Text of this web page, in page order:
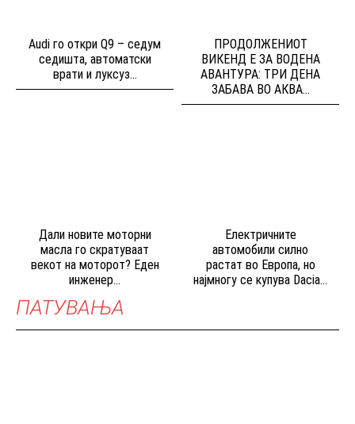
Audi го откри Q9 – седум
седишта, автоматски
врати и луксуз...
ПРОДОЛЖЕНИОТ
ВИКЕНД Е ЗА ВОДЕНА
АВАНТУРА: ТРИ ДЕНА
ЗАБАВА ВО АКВА...
Дали новите моторни
масла го скратуваат
векот на моторот? Еден
инженер...
Електричните
автомобили силно
растат во Европа, но
најмногу се купува Dacia...
ПАТУВАЊА